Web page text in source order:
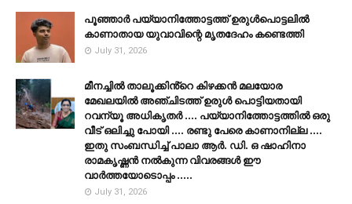
പൂഞ്ഞാര്‍ പയ്യാനിത്തോട്ടത്ത് ഉരുള്‍പൊട്ടലില്‍
കാണാതായ യുവാവിന്റെ മൃതദേഹം കണ്ടെത്തി
July 31, 2026
മീനച്ചിൽ താലൂക്കിൻ്റെ കിഴക്കൻ മലയോര
മേഖലയിൽ അഞ്ചിടത്ത് ഉരുൾ പൊട്ടിയതായി
റവന്യൂ അധികൃതർ .... പയ്യാനിത്തോട്ടത്തിൽ ഒരു
വീട് ഒലിച്ചു പോയി .... രണ്ടു പേരെ കാണാനില്ല ....
ഇതു സംബന്ധിച്ച് പാലാ ആർ. ഡി. ഒ ഷാഹിനാ
രാമകൃഷ്ണൻ നൽകുന്ന വിവരങ്ങൾ ഈ
വാർത്തയോടൊപ്പം .....
July 31, 2026